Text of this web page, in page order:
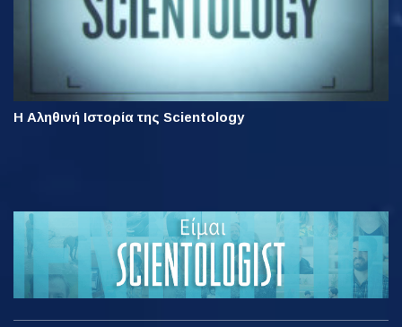
Η Αληθινή Ιστορία της Scientology